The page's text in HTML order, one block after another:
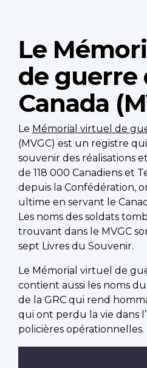
Le
de guerre
Canada
Le Mémorial virtuel de
(MVGC) est un registre
souvenir des réalisations
de 118 000 Canadiens et
depuis la Confédération,
ultime en servant le
Les noms des soldats
trouvant dans le MVGC
sept Livres du Souvenir.
Le Mémorial virtuel de
contient aussi les noms
de la GRC qui rend
qui ont perdu la vie dans
policières opérationnelles.